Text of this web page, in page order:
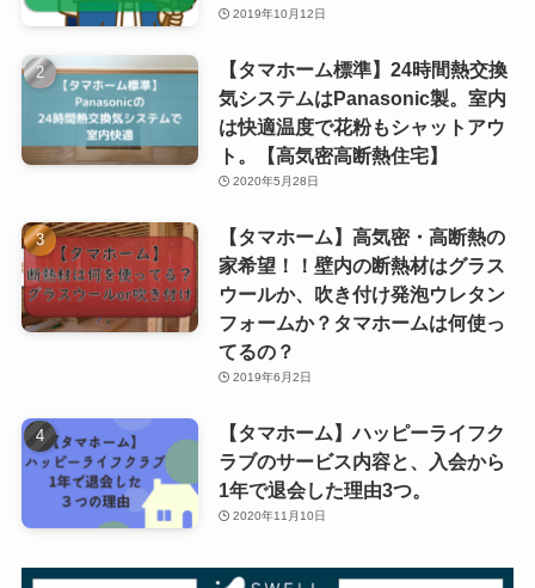
2019年10月12日
【タマホーム標準】24時間熱交換
気システムはPanasonic製。室内
は快適温度で花粉もシャットアウ
ト。【高気密高断熱住宅】
2020年5月28日
【タマホーム】高気密・高断熱の
家希望！！壁内の断熱材はグラス
ウールか、吹き付け発泡ウレタン
フォームか？タマホームは何使っ
てるの？
2019年6月2日
【タマホーム】ハッピーライフク
ラブのサービス内容と、入会から
1年で退会した理由3つ。
2020年11月10日